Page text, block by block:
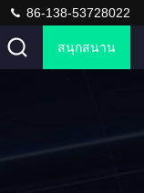
86-138-53728022
สนุกสนาน